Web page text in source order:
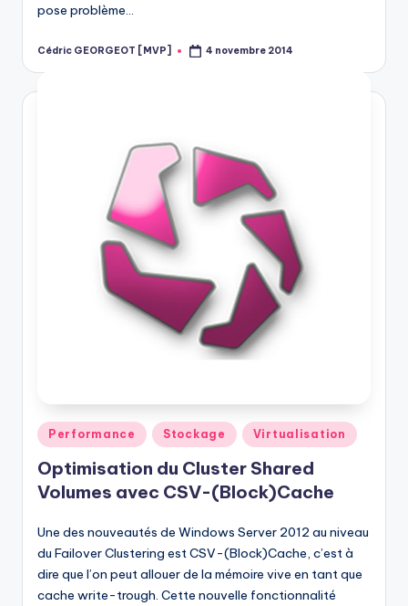
pose problème…
Posted
Cédric GEORGEOT [MVP] 4 novembre 2014
Posted
in
Performance Stockage Virtualisation
Optimisation du Cluster Shared
Volumes avec CSV-(Block)Cache
Une des nouveautés de Windows Server 2012 au niveau
du Failover Clustering est CSV-(Block)Cache, c’est à
dire que l’on peut allouer de la mémoire vive en tant que
cache write-trough. Cette nouvelle fonctionnalité